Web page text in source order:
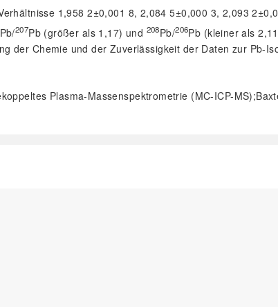
1,958 2±0,001 8, 2,084 5±0,000 3, 2,093
Pb/207Pb (größer als 1,17) und 208Pb/206Pb (kleiner als
der Chemie und der Zuverlässigkeit der Daten zur Pb-
Plasma-Massenspektrometrie (MC-ICP-